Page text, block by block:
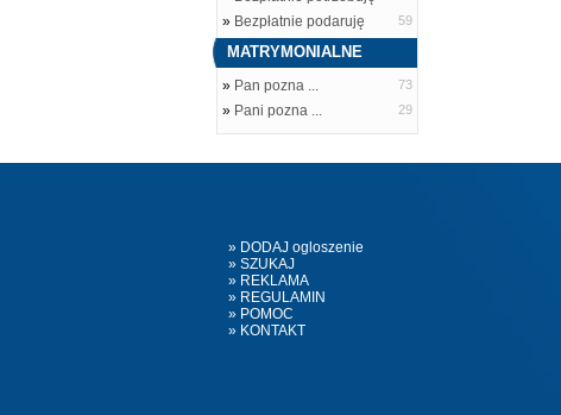
» Bezpłatnie podaruję 59
MATRYMONIALNE
» Pan pozna ... 73
» Pani pozna ... 29
» DODAJ ogloszenie
» SZUKAJ
» REKLAMA
» REGULAMIN
» POMOC
» KONTAKT